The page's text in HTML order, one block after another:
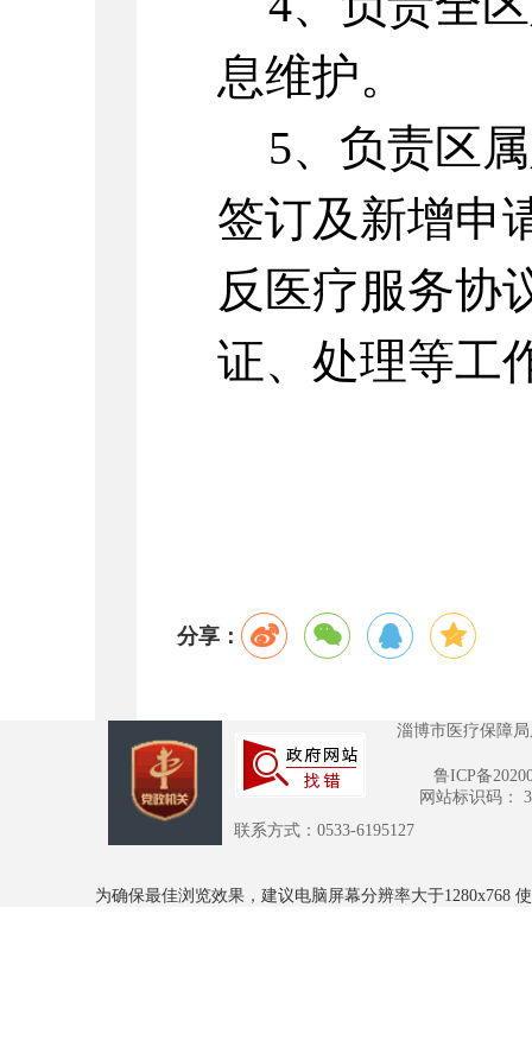
息维护。
5、负责区
签订及新增申
反医疗服务协
证、处理等工
分享：
淄博市医疗保障
鲁ICP备
网站标识码：
联系方式：0533-6195127
为确保最佳浏览效果，建议电脑屏幕分辨率大于1280x768